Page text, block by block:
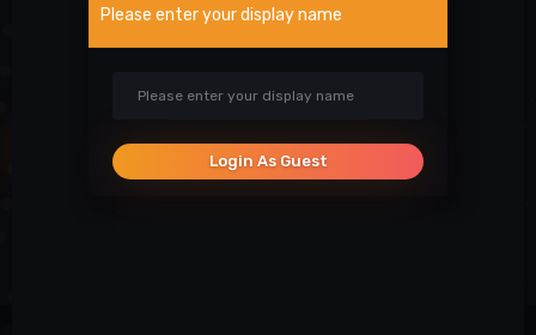
Please enter your display name
Login As Guest
Atsiblokavimo anketa
SOCIALINIAI TINKLAI